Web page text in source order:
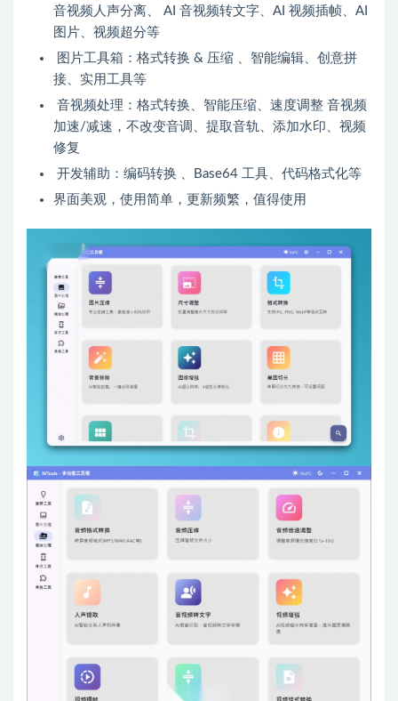
音视频人声分离、 AI 音视频转文字、AI 视频插帧、AI
图片、视频超分等
图片工具箱：格式转换 & 压缩 、智能编辑、创意拼
接、实用工具等
音视频处理：格式转换、智能压缩、速度调整 音视频
加速/减速，不改变音调、提取音轨、添加水印、视频
修复
开发辅助：编码转换 、Base64 工具、代码格式化等
界面美观，使用简单，更新频繁，值得使用